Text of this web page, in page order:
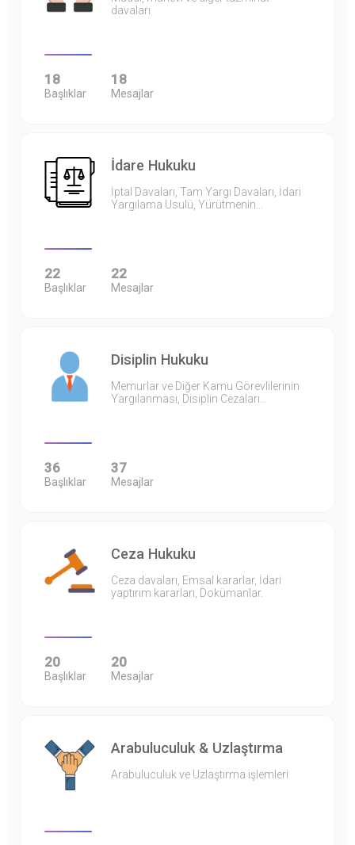
davaları
18
Başlıklar
18
Mesajlar
İdare Hukuku
İptal Davaları, Tam Yargı Davaları, İdari
Yargılama Usulü, Yürütmenin…
22
Başlıklar
22
Mesajlar
Disiplin Hukuku
Memurlar ve Diğer Kamu Görevlilerinin
Yargılanması, Disiplin Cezaları…
36
Başlıklar
37
Mesajlar
Ceza Hukuku
Ceza davaları, Emsal kararlar, İdari
yaptırım kararları, Dokümanlar.
20
Başlıklar
20
Mesajlar
Arabuluculuk & Uzlaştırma
Arabuluculuk ve Uzlaştırma işlemleri